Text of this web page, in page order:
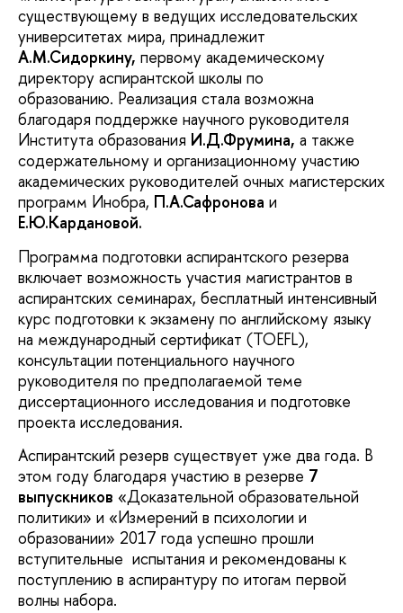
существующему в ведущих исследовательских
университетах мира, принадлежит
А.М.Сидоркину, первому академическому
директору аспирантской школы по
образованию. Реализация стала возможна
благодаря поддержке научного руководителя
Института образования И.Д.Фрумина, а также
содержательному и организационному участию
академических руководителей очных магистерских
программ Инобра, П.А.Сафронова и
Е.Ю.Кардановой.
Программа подготовки аспирантского резерва
включает возможность участия магистрантов в
аспирантских семинарах, бесплатный интенсивный
курс подготовки к экзамену по английскому языку
на международный сертификат (TOEFL),
консультации потенциального научного
руководителя по предполагаемой теме
диссертационного исследования и подготовке
проекта исследования.
Аспирантский резерв существует уже два года. В
этом году благодаря участию в резерве 7
выпускников «Доказательной образовательной
политики» и «Измерений в психологии и
образовании» 2017 года успешно прошли
вступительные испытания и рекомендованы к
поступлению в аспирантуру по итогам первой
волны набора.